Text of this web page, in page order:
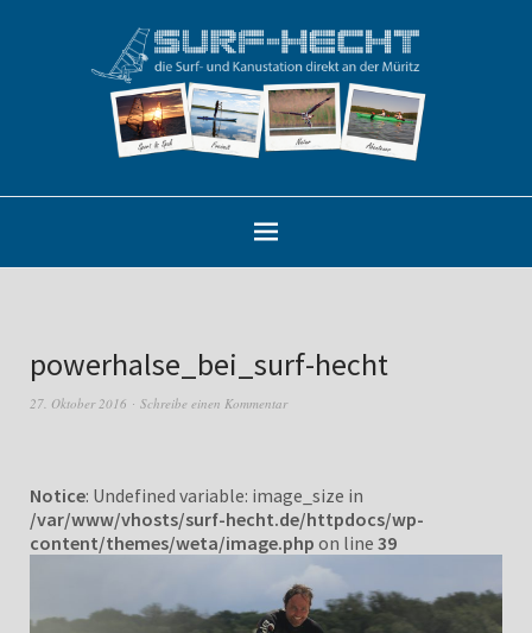
powerhalse_bei_surf-hecht
27. Oktober 2016 Schreibe einen Kommentar
Notice: Undefined variable: image_size in
/var/www/vhosts/surf-hecht.de/httpdocs/wp-
content/themes/weta/image.php on line 39